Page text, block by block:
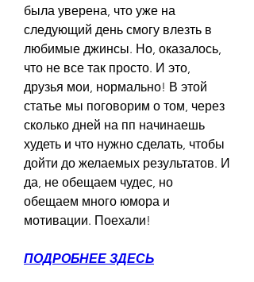
была уверена, что уже на
следующий день смогу влезть в
любимые джинсы. Но, оказалось,
что не все так просто. И это,
друзья мои, нормально! В этой
статье мы поговорим о том, через
сколько дней на пп начинаешь
худеть и что нужно сделать, чтобы
дойти до желаемых результатов. И
да, не обещаем чудес, но
обещаем много юмора и
мотивации. Поехали!
ПОДРОБНЕЕ ЗДЕСЬ